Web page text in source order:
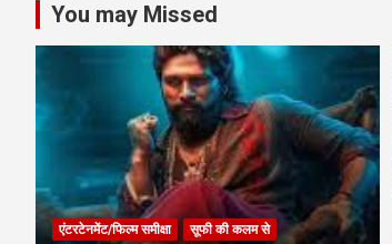
You may Missed
एंटरटेनमेंट/फिल्म समीक्षा सूफी की कलम से